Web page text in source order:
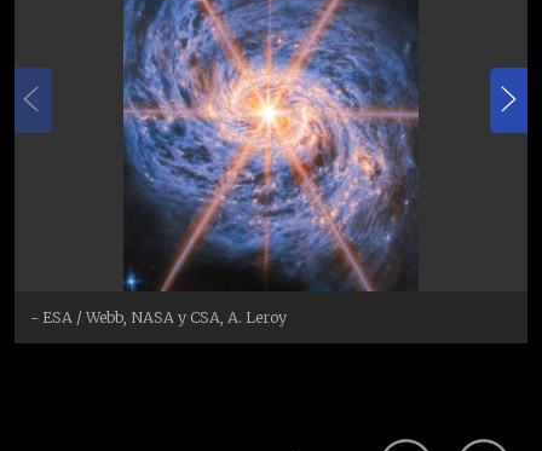
- ESA / Webb, NASA y CSA, A. Leroy